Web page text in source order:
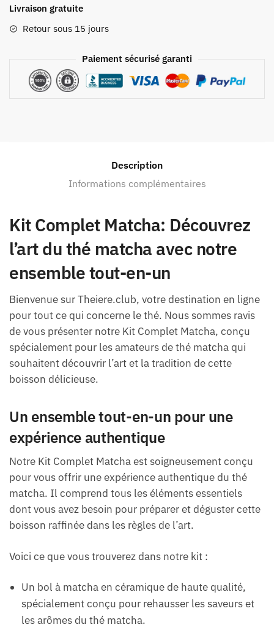
Livraison gratuite
Retour sous 15 jours
Paiement sécurisé garanti
Description
Informations complémentaires
Kit Complet Matcha: Découvrez
l’art du thé matcha avec notre
ensemble tout-en-un
Bienvenue sur Theiere.club, votre destination en ligne
pour tout ce qui concerne le thé. Nous sommes ravis
de vous présenter notre Kit Complet Matcha, conçu
spécialement pour les amateurs de thé matcha qui
souhaitent découvrir l’art et la tradition de cette
boisson délicieuse.
Un ensemble tout-en-un pour une
expérience authentique
Notre Kit Complet Matcha est soigneusement conçu
pour vous offrir une expérience authentique du thé
matcha. Il comprend tous les éléments essentiels
dont vous avez besoin pour préparer et déguster cette
boisson raffinée dans les règles de l’art.
Voici ce que vous trouverez dans notre kit :
Un bol à matcha en céramique de haute qualité,
spécialement conçu pour rehausser les saveurs et
les arômes du thé matcha.